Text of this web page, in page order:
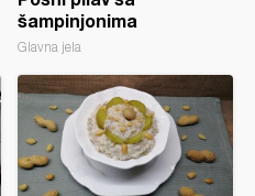
šampinjonima
Glavna jela